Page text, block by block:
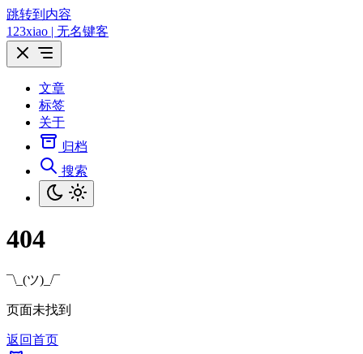
跳转到内容
123xiao | 无名键客
文章
标签
关于
归档
搜索
404
¯\_(ツ)_/¯
页面未找到
返回首页